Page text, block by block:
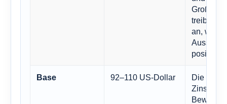
treibt die
an,
positiv
Base 92–110 US-Dollar
Die